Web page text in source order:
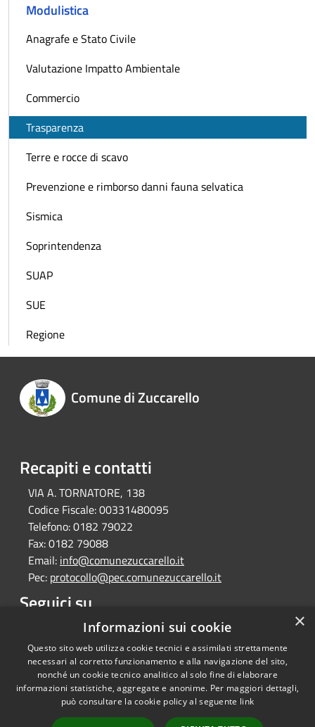
Modulistica
Anagrafe e Stato Civile
Valutazione Impatto Ambientale
Commercio
Trasparenza
Terre e rocce di scavo
Prevenzione e rimborso danni fauna selvatica
Sismica
Soprintendenza
SUAP
SUE
Regione
Comune di Zuccarello
Recapiti e contatti
VIA A. TORNATORE, 138
Codice Fiscale:00331480095
Telefono:0182 79022
Fax:0182 79088
Email: info@comunezuccarello.it
Pec: protocollo@pec.comunezuccarello.it
Seguici su
Facebook
RSS
Accessibilità
Copyright © 2026 • Comune di
×
Informazioni sui cookie
Questo sito web utilizza cookie tecnici e assimilati strettamente
necessari al corretto funzionamento e alla navigazione del sito,
nonché un cookie tecnico analitico al solo fine di elaborare
informazioni statistiche, aggregate e anonime. Per maggiori dettagli,
può consultare la cookie policy al seguente link